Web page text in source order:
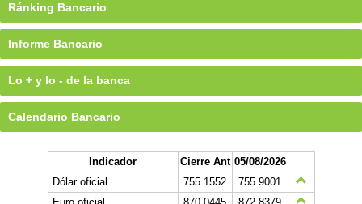
Ránking Bancario
Informe Bancario
Lo + y lo - de la banca
Calendario Bancario
Indicador Cierre Ant 05/08/2026
Dólar oficial
755.1552
755.9001